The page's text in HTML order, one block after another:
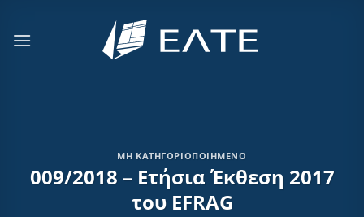
περιεχόμενο
ΜΗ ΚΑΤΗΓΟΡΙΟΠΟΙΗΜΈΝΟ
009/2018 – Ετήσια Έκθεση 2017
του EFRAG